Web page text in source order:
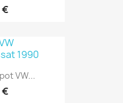
€
VW...
€